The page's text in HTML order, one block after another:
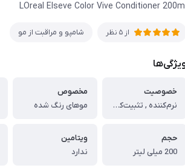
LOreal Elseve Color Vive Conditioner
از 5 نظر شامپو و مراقبت از مو
خصوصیت
نرم‌کننده , تثبیت‌کننده رنگ
مخصوص
موهای رنگ شده
حجم
200 میلی لیتر
ویتامین
ندارد